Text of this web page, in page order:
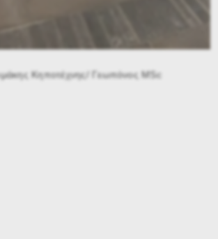
Κηποτέχνης/ Γεωπόνος MSc